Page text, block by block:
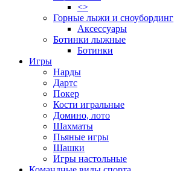
<>
Горные лыжи и сноубординг
Аксессуары
Ботинки лыжные
Ботинки
Игры
Нарды
Дартс
Покер
Кости игральные
Домино, лото
Шахматы
Пьяные игры
Шашки
Игры настольные